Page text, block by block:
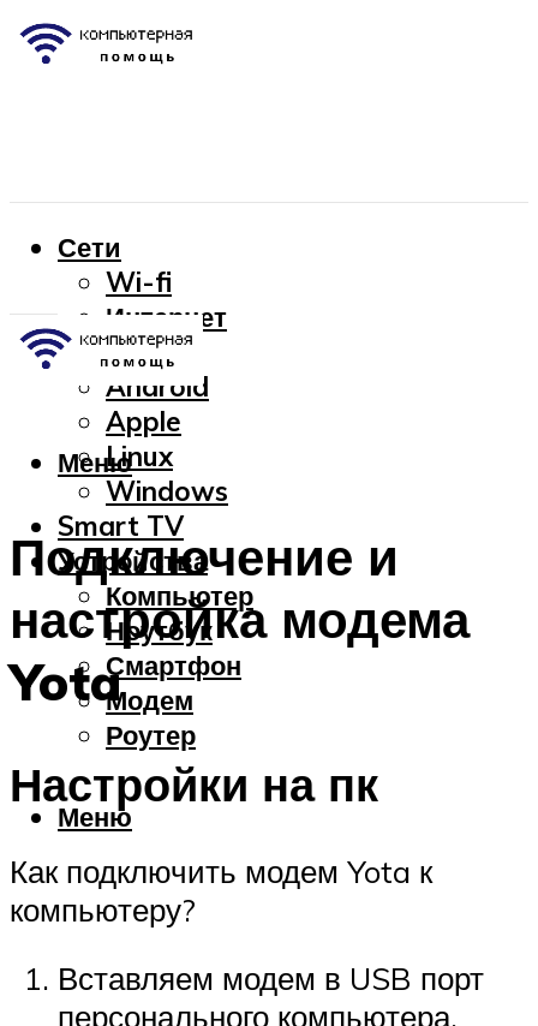
Сети
Wi-fi
Интернет
OC
Android
Apple
Linux
Windows
Smart TV
Устройства
Компьютер
Ноутбук
Смартфон
Модем
Роутер
Меню
Меню
Подключение и
настройка модема
Yota
Настройки на пк
Как подключить модем Yota к
компьютеру?
Вставляем модем в USB порт
персонального компьютера.